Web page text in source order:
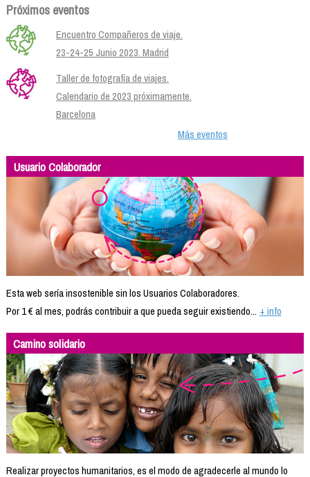
Próximos eventos
Encuentro Compañeros de viaje.
23-24-25 Junio 2023. Madrid
Taller de fotografía de viajes.
Calendario de 2023 próximamente.
Barcelona
Más eventos
Usuario Colaborador
Esta web sería insostenible sin los Usuarios Colaboradores.
Por 1 € al mes, podrás contribuir a que pueda seguir existiendo... + info
Camino solidario
Realizar proyectos humanitarios, es el modo de agradecerle al mundo lo